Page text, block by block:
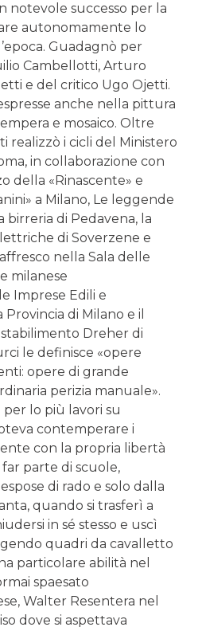
notevole successo per la
autonomamente lo
Guadagnò per
Cambellotti, Arturo
e del critico Ugo Ojetti.
anche nella pittura
e mosaico. Oltre
realizzò i cicli del Ministero
in collaborazione con
della «Rinascente» e
a Milano, Le leggende
birreria di Pedavena, la
di Soverzene e
nella Sala delle
milanese
Imprese Edili e
di Milano e il
Dreher di
le definisce «opere
opere di grande
perizia manuale».
per lo più lavori su
contemperare i
con la propria libertà
far parte di scuole,
di rado e solo dalla
quando si trasferì a
in sé stesso e uscì
quadri da cavalletto
particolare abilità nel
spaesato
Walter Resentera nel
dove si aspettava